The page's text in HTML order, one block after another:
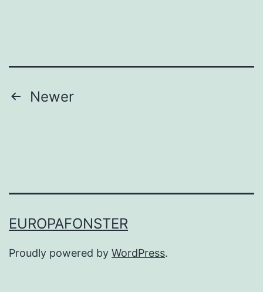
Posts
Newer
EUROPAFONSTER
Proudly powered by WordPress.